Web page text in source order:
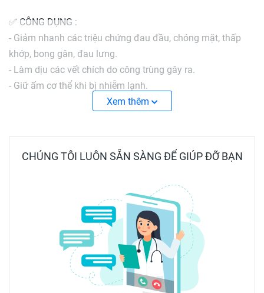
✅ CÔNG DỤNG :
- Giảm nhanh các triệu chứng đau đầu, chóng mặt, thấp
khớp, bong gân, đau lưng.
- Làm dịu các vết chích do công trùng gây ra.
- Giữ ấm cơ thể khi bị nhiễm lạnh.
- Hương thơm nhẹ nhàng cho tinh thần sảng khoái, thư
✅ CÁCH DÙNG :
Thoa một lượng dầu vừa đủ lên vùng bị đau 3 đến 4 lần
❌ Lưu ý khi sử dụng :
- Sản phẩm chỉ sử dụng ngoài da. Tránh tiếp xúc với mắt,
miệng hoặc các vết thương hở.
- Đối với trẻ dưới 2 tuổi nên tham khảo ý kiến bác sĩ trước
Xem thêm
CHÚNG TÔI LUÔN SẴN SÀNG ĐỂ GIÚP ĐỠ BẠN